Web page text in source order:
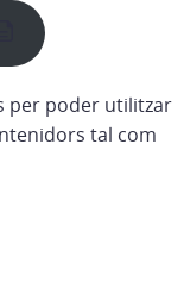
per poder utilitzar
tal com